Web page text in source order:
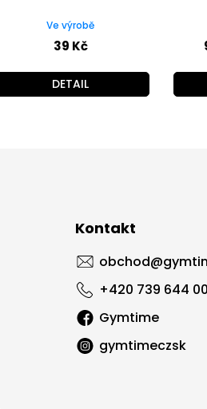
Ve výrobě
39 Kč
DETAIL
Kontakt
obchod@
+420 739 644
Gymtime
gymtimeczsk